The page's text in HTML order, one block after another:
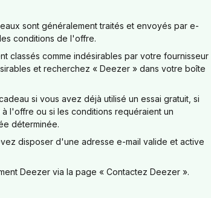
sont généralement traités et envoyés par e-
conditions de l'offre.
classés comme indésirables par votre fournisseur
et recherchez « Deezer » dans votre boîte
si vous avez déjà utilisé un essai gratuit, si
l'offre ou si les conditions requéraient un
déterminée.
disposer d'une adresse e-mail valide et active
Deezer via la page « Contactez Deezer ».